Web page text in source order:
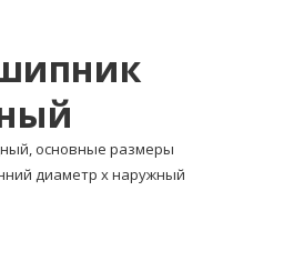
основные размеры
диаметр x наружный